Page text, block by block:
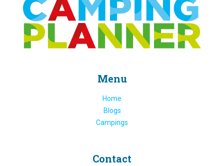
Menu
Home
Blogs
Campings
Contact